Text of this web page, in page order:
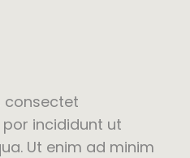
consectet
incididunt ut
Ut enim ad minim